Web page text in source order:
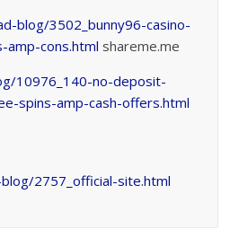
blog/3502_bunny96-casino-
amp-cons.html shareme.me
10976_140-no-deposit-
spins-amp-cash-offers.html
2757_official-site.html